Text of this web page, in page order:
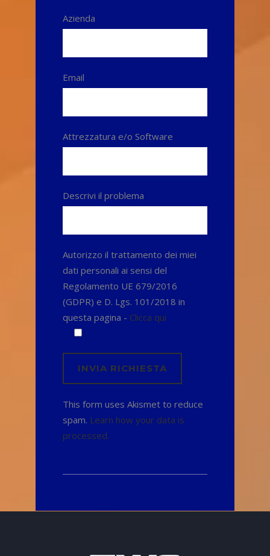
Azienda
Email
Attrezzatura e/o Software
Descrivi il problema
Autorizzo il trattamento dei miei
dati personali ai sensi del
Regolamento UE 679/2016
(GDPR) e D. Lgs. 101/2018 in
questa pagina - Clicca qui
This form uses Akismet to reduce
spam. Learn how your data is
processed.